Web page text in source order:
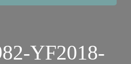
YF2018-